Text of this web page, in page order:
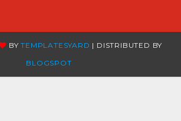
BYTEMPLATESYARD | DISTRIBUTED BY
BLOGSPOT